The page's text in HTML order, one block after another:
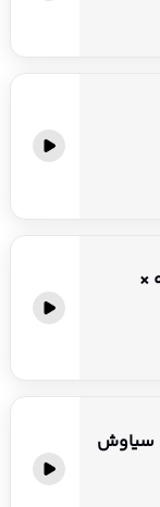
×
سیاوش